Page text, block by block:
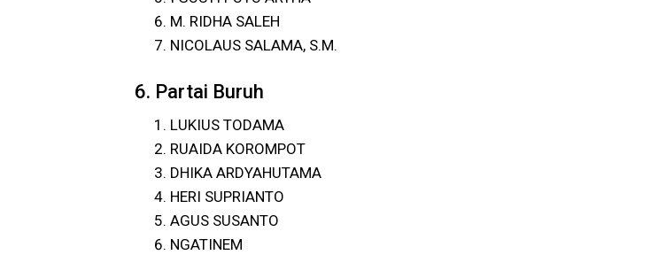
M. RIDHA SALEH
NICOLAUS SALAMA, S.M.
6. Partai Buruh
LUKIUS TODAMA
RUAIDA KOROMPOT
DHIKA ARDYAHUTAMA
HERI SUPRIANTO
AGUS SUSANTO
NGATINEM